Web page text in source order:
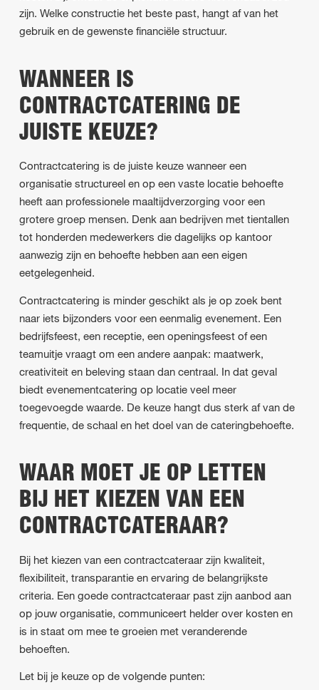
zijn. Welke constructie het beste past, hangt af van het
gebruik en de gewenste financiële structuur.
WANNEER IS
CONTRACTCATERING DE
JUISTE KEUZE?
Contractcatering is de juiste keuze wanneer een
organisatie structureel en op een vaste locatie behoefte
heeft aan professionele maaltijdverzorging voor een
grotere groep mensen. Denk aan bedrijven met tientallen
tot honderden medewerkers die dagelijks op kantoor
aanwezig zijn en behoefte hebben aan een eigen
eetgelegenheid.
Contractcatering is minder geschikt als je op zoek bent
naar iets bijzonders voor een eenmalig evenement. Een
bedrijfsfeest, een receptie, een openingsfeest of een
teamuitje vraagt om een andere aanpak: maatwerk,
creativiteit en beleving staan dan centraal. In dat geval
biedt evenementcatering op locatie veel meer
toegevoegde waarde. De keuze hangt dus sterk af van de
frequentie, de schaal en het doel van de cateringbehoefte.
WAAR MOET JE OP LETTEN
BIJ HET KIEZEN VAN EEN
CONTRACTCATERAAR?
Bij het kiezen van een contractcateraar zijn kwaliteit,
flexibiliteit, transparantie en ervaring de belangrijkste
criteria. Een goede contractcateraar past zijn aanbod aan
op jouw organisatie, communiceert helder over kosten en
is in staat om mee te groeien met veranderende
behoeften.
Let bij je keuze op de volgende punten: